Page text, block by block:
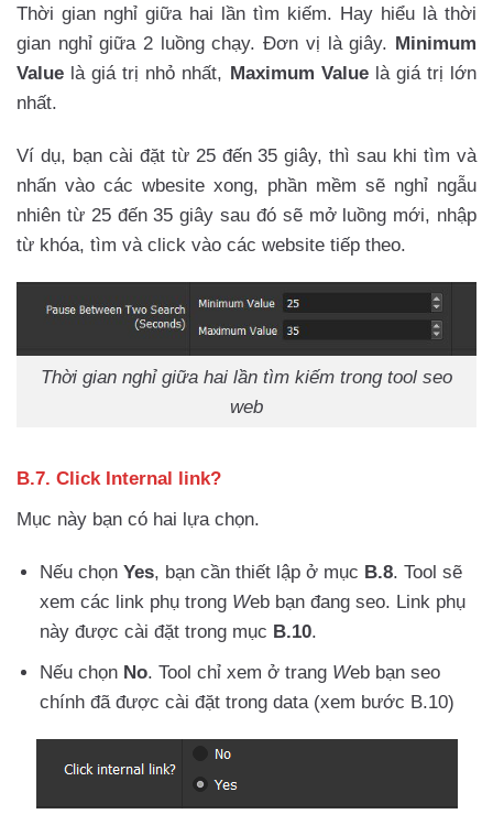
Thời gian nghỉ giữa hai lần tìm kiếm. Hay hiểu là thời
gian nghỉ giữa 2 luồng chạy. Đơn vị là giây. Minimum
Value là giá trị nhỏ nhất, Maximum Value là giá trị lớn
nhất.
Ví dụ, bạn cài đặt từ 25 đến 35 giây, thì sau khi tìm và
nhấn vào các wbesite xong, phần mềm sẽ nghỉ ngẫu
nhiên từ 25 đến 35 giây sau đó sẽ mở luồng mới, nhập
từ khóa, tìm và click vào các website tiếp theo.
Thời gian nghỉ giữa hai lần tìm kiếm trong tool seo
web
B.7. Click Internal link?
Mục này bạn có hai lựa chọn.
Nếu chọn Yes, bạn cần thiết lập ở mục B.8. Tool sẽ
xem các link phụ trong Web bạn đang seo. Link phụ
này được cài đặt trong mục B.10.
Nếu chọn No. Tool chỉ xem ở trang Web bạn seo
chính đã được cài đặt trong data (xem bước B.10)